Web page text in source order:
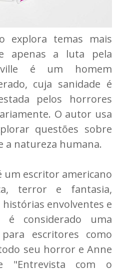
explora temas mais
apenas a luta pela
é um homem
cuja sanidade é
pelos horrores
O autor usa
questões sobre
a natureza humana.
um escritor americano
terror e fantasia,
envolventes e
é considerado uma
escritores como
seu horror e Anne
"Entrevista com o